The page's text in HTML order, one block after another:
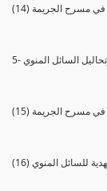
في مسرح الجريمة
السائل المنوي
في مسرح الجريمة
للسائل المنوي